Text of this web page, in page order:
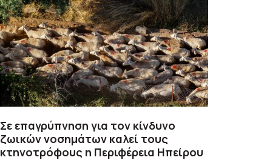
Σε επαγρύπνηση για τον κίνδυνο
ζωικών νοσημάτων καλεί τους
κτηνοτρόφους η Περιφέρεια Ηπείρου